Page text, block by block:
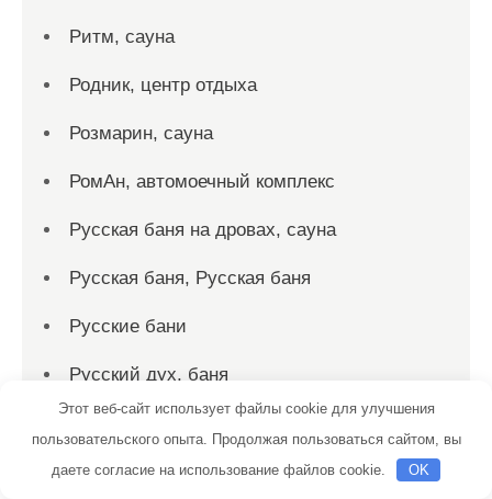
Ритм, сауна
Родник, центр отдыха
Розмарин, сауна
РомАн, автомоечный комплекс
Русская баня на дровах, сауна
Русская баня, Русская баня
Русские бани
Русский дух, баня
Русский дух, баня
С лёгким паром, баня
Этот веб-сайт использует файлы cookie для улучшения
пользовательского опыта. Продолжая пользоваться сайтом, вы
даете согласие на использование файлов cookie.
OK